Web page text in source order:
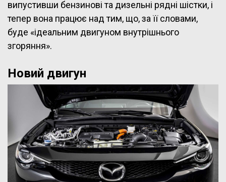
випустивши бензинові та дизельні рядні шістки, і
тепер вона працює над тим, що, за її словами,
буде «ідеальним двигуном внутрішнього
згоряння».
Новий двигун